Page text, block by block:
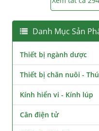
Danh Mục Sản
Thiết bị ngành dược
Thiết bị chăn nuôi -
Kính hiển vi - Kính lúp
Cân điện tử